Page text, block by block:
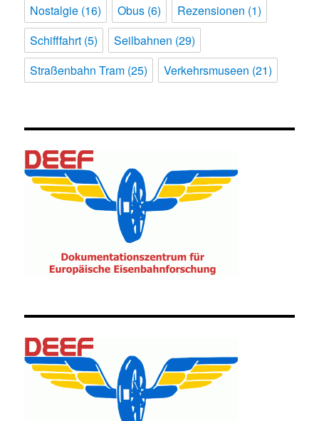
Nostalgie (16) Obus (6) Rezensionen (1)
Schifffahrt (5) Seilbahnen (29)
Straßenbahn Tram (25) Verkehrsmuseen (21)